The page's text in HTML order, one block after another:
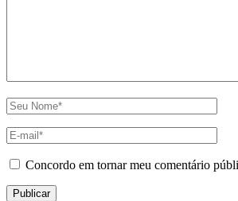
Concordo em tornar meu comentário